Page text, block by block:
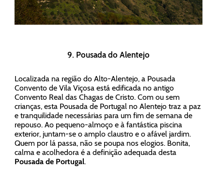
9. Pousada do Alentejo
Localizada na região do Alto-Alentejo, a Pousada
Convento de Vila Viçosa está edificada no antigo
Convento Real das Chagas de Cristo. Com ou sem
crianças, esta Pousada de Portugal no Alentejo traz a paz
e tranquilidade necessárias para um fim de semana de
repouso. Ao pequeno-almoço e à fantástica piscina
exterior, juntam-se o amplo claustro e o afável jardim.
Quem por lá passa, não se poupa nos elogios. Bonita,
calma e acolhedora é a definição adequada desta
Pousada de Portugal.